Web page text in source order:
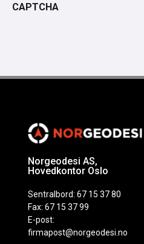
CAPTCHA
Norgeodesi AS,
Hovedkontor Oslo
Sentralbord: 67 15 37 80
Fax: 67 15 37 99
E-post:
firmapost@norgeodesi.no